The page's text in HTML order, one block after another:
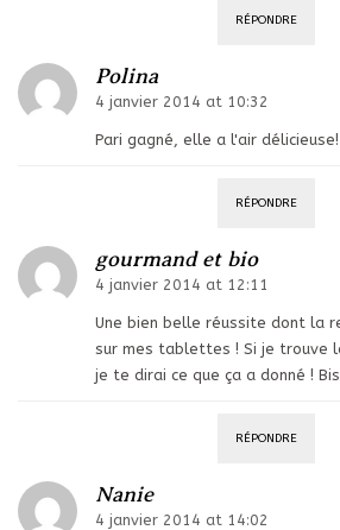
RÉPONDRE
Polina
4 janvier 2014 at 10:32
Pari gagné, elle a l'air délicieuse!
RÉPONDRE
gourmand et bio
4 janvier 2014 at 12:11
Une bien belle réussite dont la
sur mes tablettes ! Si je trouve
je te dirai ce que ça a donné !
RÉPONDRE
Nanie
4 janvier 2014 at 14:02